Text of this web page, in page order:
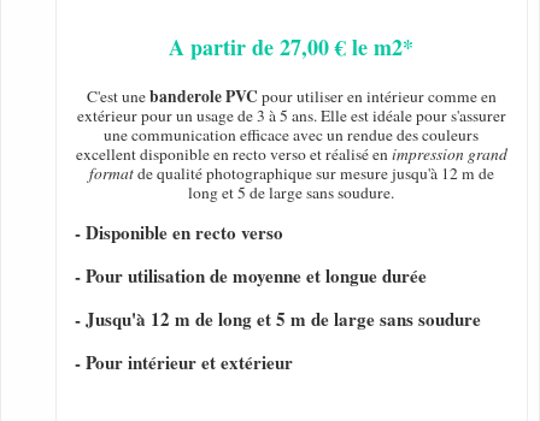
A partir de 27,00 € le m2*
C'est unebanderole PVC pour utiliser en intérieur comme en
extérieur pour un usage de 3 à 5 ans. Elle est idéale pour s'assurer
une communication efficace avec un rendue des couleurs
excellent disponible en recto verso et réalisé enimpression grand
formatde qualité photographique sur mesure jusqu'à 12 m de
long et 5 de large sans soudure.
- Disponible en recto verso
- Pour utilisation de moyenne et longue durée
- Jusqu'à 12 m de long et 5 m de large sans soudure
- Pour intérieur et extérieur